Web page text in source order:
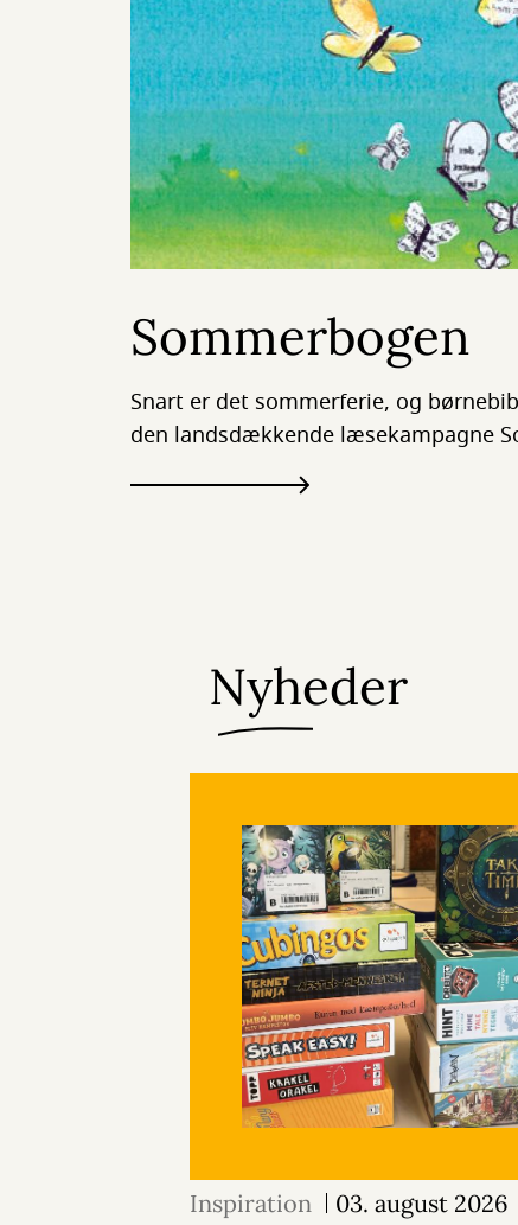
Sommerbogen
Snart er det sommerferie, og
den landsdækkende læsekampagne
Nyheder
Inspiration 03. august 2026